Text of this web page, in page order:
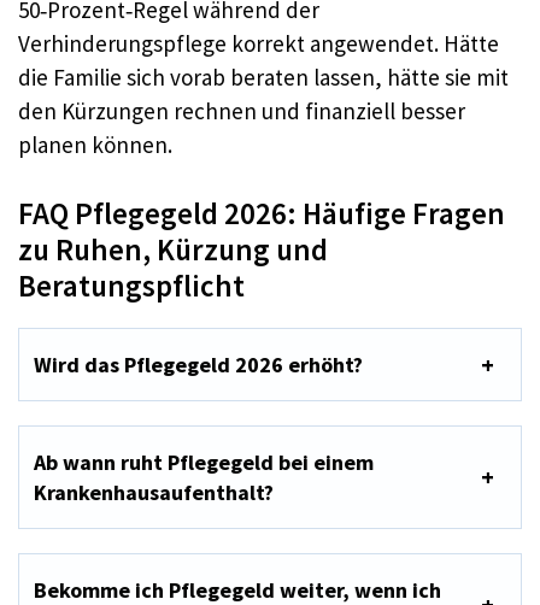
50‑Prozent‑Regel während der
Verhinderungspflege korrekt angewendet. Hätte
die Familie sich vorab beraten lassen, hätte sie mit
den Kürzungen rechnen und finanziell besser
planen können.
FAQ Pflegegeld 2026: Häufige Fragen
zu Ruhen, Kürzung und
Beratungspflicht
Wird das Pflegegeld 2026 erhöht?
Ab wann ruht Pflegegeld bei einem
Krankenhausaufenthalt?
Bekomme ich Pflegegeld weiter, wenn ich